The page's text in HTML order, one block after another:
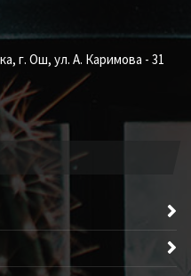
г. Ош, ул. А. Каримова - 31